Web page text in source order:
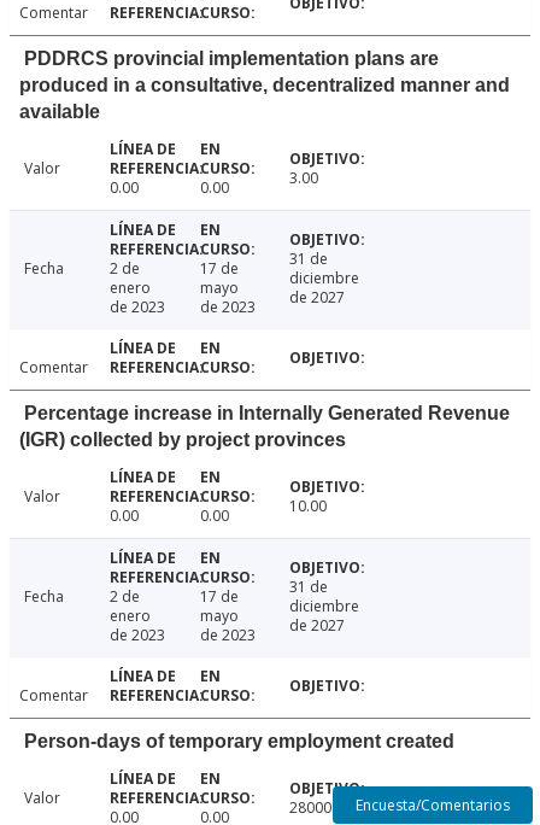
Comentar
PDDRCS provincial implementation plans are
produced in a consultative, decentralized manner and
available
Valor
0.00
0.00 3.00
Fecha
2 de
enero
de 2023
17 de
mayo
de 2023
31 de
diciembre
de 2027
Comentar
Percentage increase in Internally Generated Revenue
(IGR) collected by project provinces
Valor
0.00
0.00 10.00
Fecha
2 de
enero
de 2023
17 de
mayo
de 2023
31 de
diciembre
de 2027
Comentar
Person-days of temporary employment created
Valor
0.00
0.00 2800000.00Encuesta/Comentarios